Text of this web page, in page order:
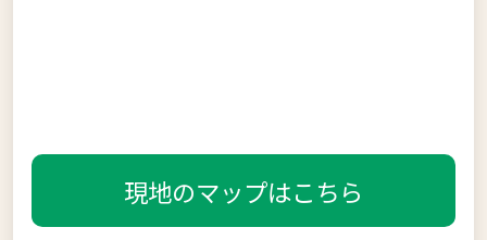
現地のマップはこちら